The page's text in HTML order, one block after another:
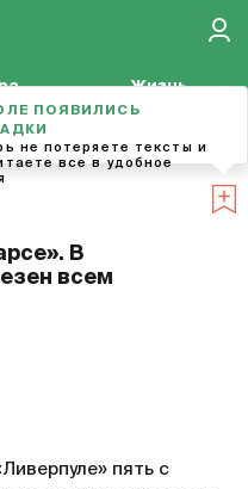
Жизнь
Футбол
В
всем
пять с
ПОЯВИЛИСЬ
не потеряете тексты и
все в удобное